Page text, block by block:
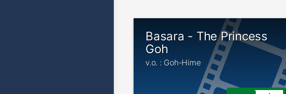
Basara - The Princess
Goh
v.o. : Goh-Hime